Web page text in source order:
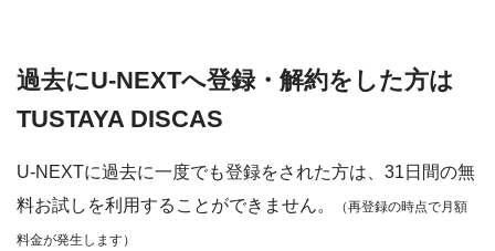
過去にU-NEXTへ登録・解約をした方は
TUSTAYA DISCAS
U-NEXTに過去に一度でも登録をされた方は、31日間の無
料お試しを利用することができません。
（再登録の時点で月額
料金が発生します）